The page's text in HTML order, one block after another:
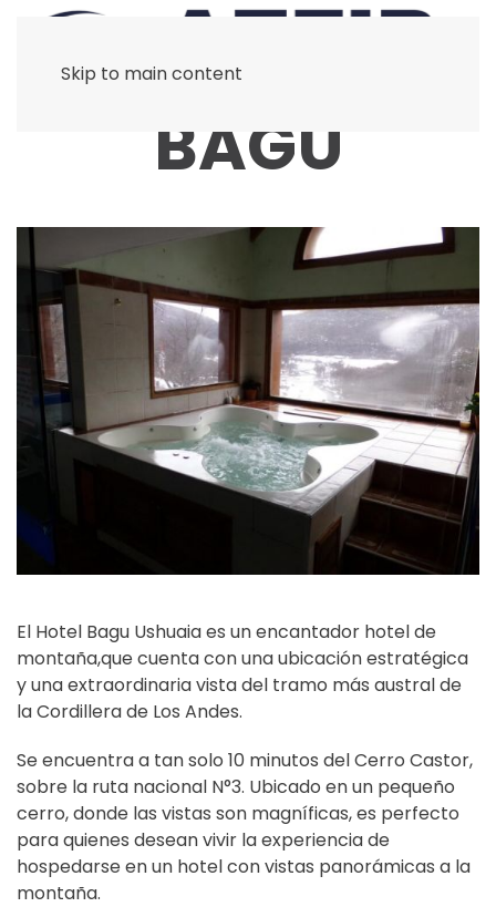
Skip to main content
BAGU
El Hotel Bagu Ushuaia es un encantador hotel de
montaña,que cuenta con una ubicación estratégica
y una extraordinaria vista del tramo más austral de
la Cordillera de Los Andes.
Se encuentra a tan solo 10 minutos del Cerro Castor,
sobre la ruta nacional N°3. Ubicado en un pequeño
cerro, donde las vistas son magníficas, es perfecto
para quienes desean vivir la experiencia de
hospedarse en un hotel con vistas panorámicas a la
montaña.